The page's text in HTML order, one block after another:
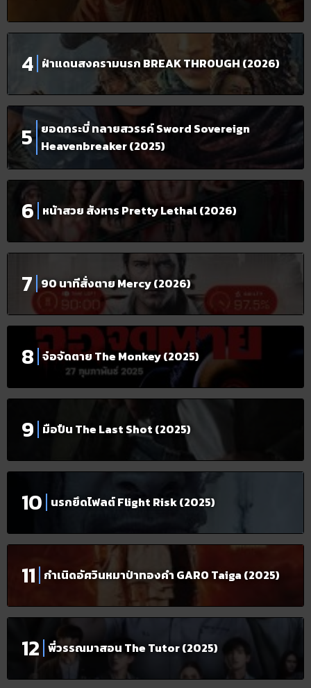
ฝ่าแดนสงครามนรก BREAK THROUGH (2026)
ยอดกระบี่ ทลายสวรรค์ Sword Sovereign
Heavenbreaker (2025)
หน้าสวย สังหาร Pretty Lethal (2026)
90 นาทีสั่งตาย Mercy (2026)
จ๋อจัดตาย The Monkey (2025)
มือปืน The Last Shot (2025)
นรกยึดไฟลต์ Flight Risk (2025)
กำเนิดอัศวินหมาป่าทองคำ GARO Taiga (2025)
พี่วรรณมาสอน The Tutor (2025)